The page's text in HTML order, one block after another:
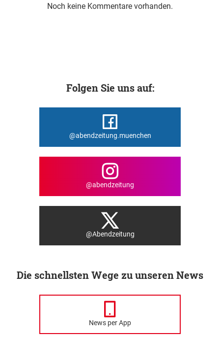
Noch keine Kommentare vorhanden.
Folgen Sie uns auf:
@abendzeitung.muenchen
@abendzeitung
@Abendzeitung
Die schnellsten Wege zu unseren News
News per App